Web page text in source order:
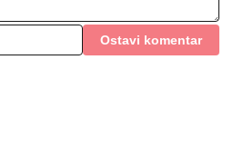
Ostavi komentar